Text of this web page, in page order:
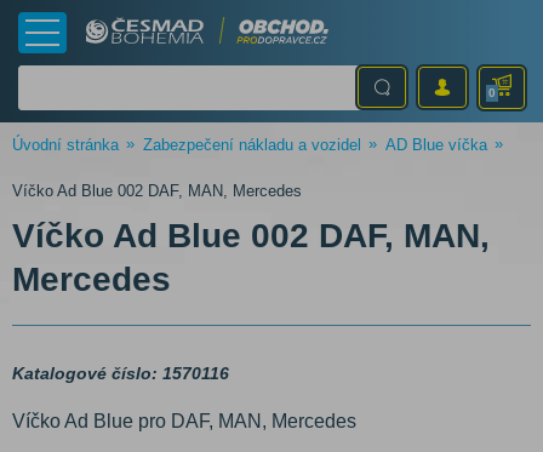
0
Úvodní stránka Zabezpečení nákladu a vozidel AD Blue víčka
Víčko Ad Blue 002 DAF, MAN, Mercedes
Víčko Ad Blue 002 DAF, MAN,
Mercedes
Katalogové číslo: 1570116
Víčko Ad Blue pro DAF, MAN, Mercedes